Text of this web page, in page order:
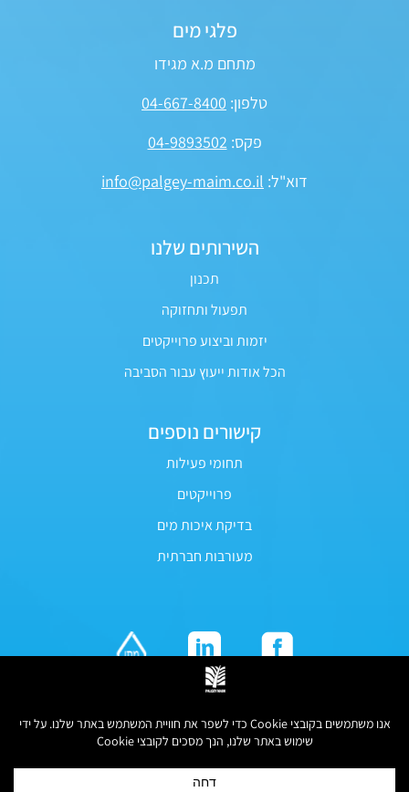
פלגי מים
מתחם מ.א מגידו
טלפון: 04-667-8400
פקס: 04-9893502
דוא"ל: info@palgey-maim.co.il
השירותים שלנו
תכנון
תפעול ותחזוקה
יזמות וביצוע פרוייקטים
הכל אודות ייעוץ עבור הסביבה
קישורים נוספים
תחומי פעילות
פרוייקטים
בדיקת איכות מים
מעורבות חברתית
כל הזכויות שמורות לפלגי מים © 2026